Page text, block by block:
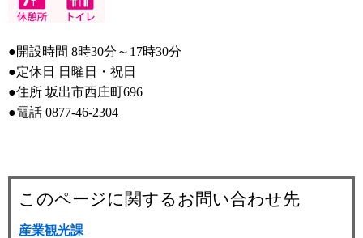
●開設時間 8時30分～17時30分
●定休日 日曜日・祝日
●住所 坂出市西庄町696
●電話 0877-46-2304
このページに関するお問い合わせ先
産業観光課